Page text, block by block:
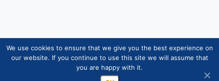
Copyright © Suomen Rotarypalvelu ry 2026 |
Jäsentietojärjestelmän tietosuojaseloste|Henkilötietojen
käsittely Rotarytoiminnassa
We use cookies to ensure that we give you the best experience on
our website. If you continue to use this site we will assume that
you are happy with it.